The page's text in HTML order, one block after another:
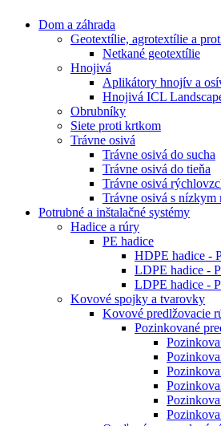
Dom a záhrada
Geotextílie, agrotextílie a
Netkané geotextílie
Hnojivá
Aplikátory hnojív a
Hnojivá ICL
Obrubníky
Siete proti krtkom
Trávne osivá
Trávne osivá do sucha
Trávne osivá do tieňa
Trávne osivá
Trávne osivá s nízkym
Potrubné a inštalačné systémy
Hadice a rúry
PE hadice
HDPE hadice -
LDPE hadice -
LDPE hadice -
Kovové spojky a tvarovky
Kovové predlžovacie
Pozinkované